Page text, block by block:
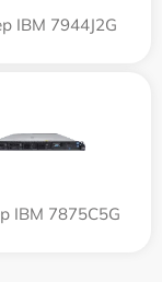
IBM 7944J2G
IBM 7875C5G